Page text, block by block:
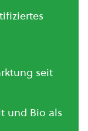
seit
und Bio als